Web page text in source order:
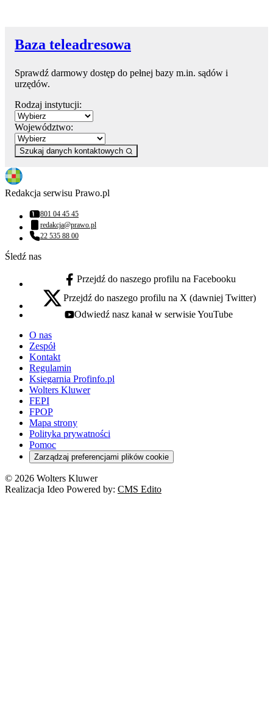
Baza teleadresowa
Sprawdź darmowy dostęp do pełnej bazy m.in. sądów i
urzędów.
Rodzaj instytucji:
Województwo:
Szukaj danych kontaktowych
Redakcja serwisu Prawo.pl
Numer telefonu:
801 04 45 45
Adres email:
redakcja@prawo.pl
Numer telefonu:
22 535 88 00
Śledź nas
facebook - otwiera się w nowej karcie
Przejdź do naszego profilu na Facebooku
x - otwiera się w nowej karcie
Przejdź do naszego profilu na X (dawniej Twitter)
youtube - otwiera się w nowej karcie
Odwiedź nasz kanał w serwisie YouTube
O nas
Zespół
Kontakt
Regulamin
Księgarnia Profinfo.pl
Wolters Kluwer
FEPI
FPOP
Mapa strony
Polityka prywatności
Pomoc
Zarządzaj preferencjami plików cookie
© 2026 Wolters Kluwer
Realizacja Ideo Powered by: CMS Edito